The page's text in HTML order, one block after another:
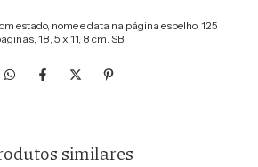
estado, nome e data na página espelho, 125
18, 5 x 11, 8 cm. SB
similares